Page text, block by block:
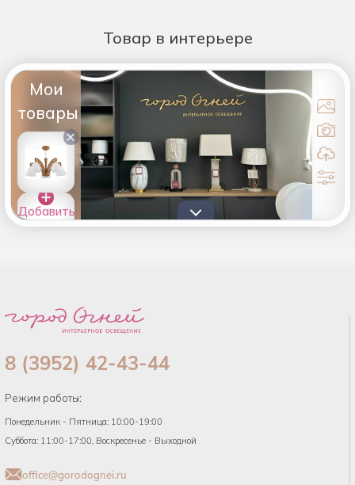
Товар в интерьере
Мои
товары
×
Добавить
товары в
8 (3952) 42-43-44
Режим работы:
Понедельник - Пятница: 10:00-19:00
Суббота: 11:00-17:00, Воскресенье - Выходной
office@gorodognei.ru